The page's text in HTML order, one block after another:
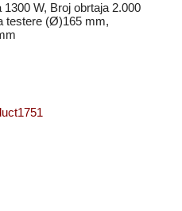
W, Broj obrtaja 2.000
testere (Ø)165 mm,